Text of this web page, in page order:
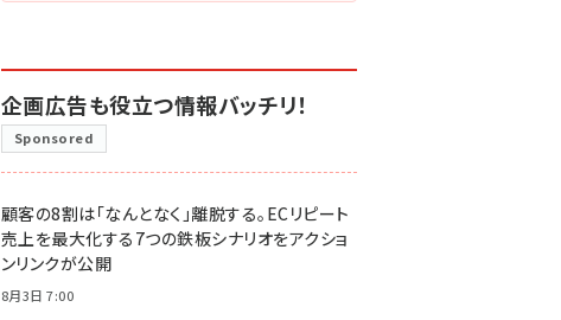
企画広告も役立つ情報バッチリ！
Sponsored
顧客の8割は「なんとなく」離脱する。ECリピート
売上を最大化する7つの鉄板シナリオをアクショ
ンリンクが公開
8月3日 7:00